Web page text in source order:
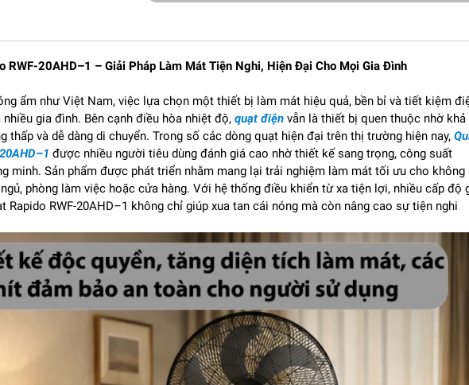
RWF-20AHD–1 – Giải Pháp Làm Mát Tiện Nghi, Hiện Đại Cho Mọi Gia Đình
ẩm như Việt Nam, việc lựa chọn một thiết bị làm mát hiệu quả, bền bỉ và tiết kiệm
gia đình. Bên cạnh điều hòa nhiệt độ, quạt điện vẫn là thiết bị quen thuộc nhờ khả
thấp và dễ dàng di chuyển. Trong số các dòng quạt hiện đại trên thị trường hiện nay,
được nhiều người tiêu dùng đánh giá cao nhờ thiết kế sang trọng, công suất
minh. Sản phẩm được phát triển nhằm mang lại trải nghiệm làm mát tối ưu cho không
phòng làm việc hoặc cửa hàng. Với hệ thống điều khiển từ xa tiện lợi, nhiều cấp độ
Rapido RWF-20AHD–1 không chỉ giúp xua tan cái nóng mà còn nâng cao sự tiện nghi